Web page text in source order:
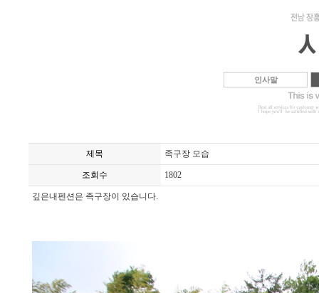
인사말
제목 족구장 모습
조회수 1802
깊은내펜션은 족구장이 있습니다.